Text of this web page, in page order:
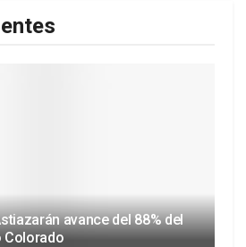
avance del 88% del
Colorado